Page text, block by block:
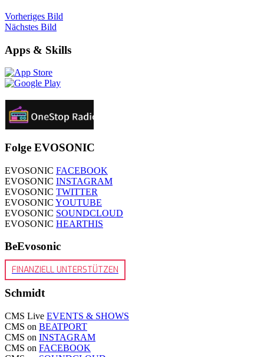
Vorheriges Bild
Nächstes Bild
Apps & Skills
Folge EVOSONIC
EVOSONIC FACEBOOK
EVOSONIC INSTAGRAM
EVOSONIC TWITTER
EVOSONIC YOUTUBE
EVOSONIC SOUNDCLOUD
EVOSONIC HEARTHIS
BeEvosonic
FINANZIELL UNTERSTÜTZEN
Schmidt
CMS Live EVENTS & SHOWS
CMS on BEATPORT
CMS on INSTAGRAM
CMS on FACEBOOK